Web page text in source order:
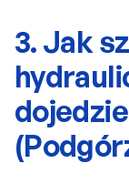
3. Jak